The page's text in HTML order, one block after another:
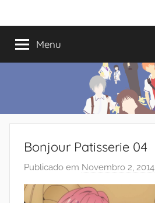
paraMundo
do
anos
a
romances
Menu
Bonjour Patisserie 04
Publicado em Novembro 2, 2014